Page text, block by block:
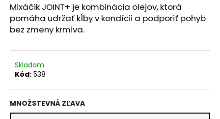
Mixáčik JOINT+ je kombinácia olejov, ktorá
pomáha udržať kĺby v kondícii a podporiť pohyb
bez zmeny krmiva.
Skladom
Kód: 538
MNOŽSTEVNÁ ZĽAVA
O
d
p
ú
č
a
m
e